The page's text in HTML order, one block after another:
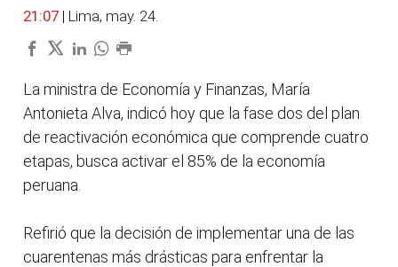
21:07 | Lima, may. 24.
La ministra de Economía y Finanzas, María
Antonieta Alva, indicó hoy que la fase dos del plan
de reactivación económica que comprende cuatro
etapas, busca activar el 85% de la economía
peruana.
Refirió que la decisión de implementar una de las
cuarentenas más drásticas para enfrentar la